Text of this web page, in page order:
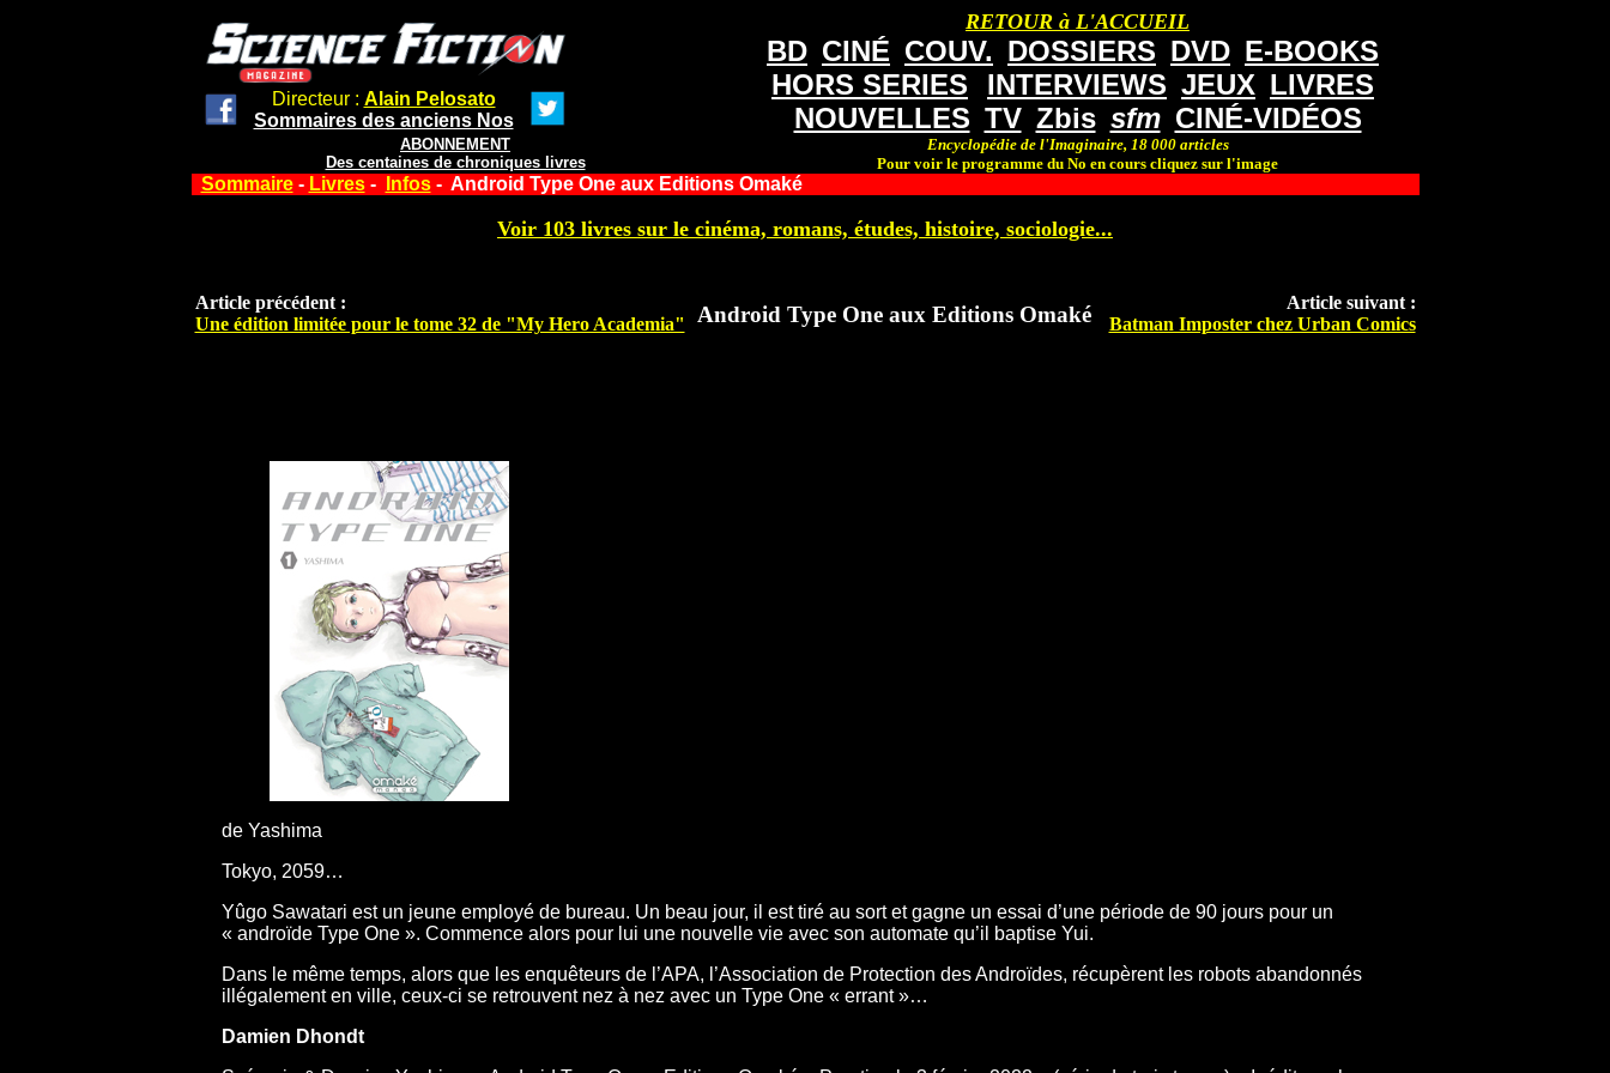
Directeur : Alain Pelosato
Sommaires des anciens Nos
ABONNEMENT
Des centaines de chroniques livres
RETOUR à L'ACCUEIL
BD CINÉ COUV. DOSSIERS DVD E-BOOKS
HORS SERIES
INTERVIEWS JEUX LIVRES
NOUVELLES TV Zbis sfm CINÉ-VIDÉOS
Encyclopédie de l'Imaginaire, 18 000 articles
Pour voir le programme du No en cours cliquez sur l'image
Sommaire- Livres- Infos- Android Type One aux Editions Omaké
Voir 103 livres sur le cinéma, romans, études, histoire, sociologie...
Article précédent :
Une édition limitée pour le tome 32 de "My Hero Academia"
Android Type One aux Editions Omaké
Article suivant :
Batman Imposter chez Urban Comics
de Yashima
Tokyo, 2059…
Yûgo Sawatari est un jeune employé de bureau. Un beau jour, il est tiré au sort et gagne un essai d’une période de 90 jours pour un
« androïde Type One ». Commence alors pour lui une nouvelle vie avec son automate qu’il baptise Yui.
Dans le même temps, alors que les enquêteurs de l’APA, l’Association de Protection des Androïdes, récupèrent les robots abandonnés
illégalement en ville, ceux-ci se retrouvent nez à nez avec un Type One « errant »…
Damien Dhondt